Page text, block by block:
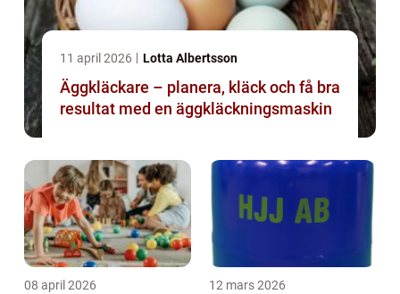
11 april 2026 Lotta Albertsson
Äggkläckare – planera, kläck och få bra
resultat med en äggkläckningsmaskin
08 april 2026 12 mars 2026